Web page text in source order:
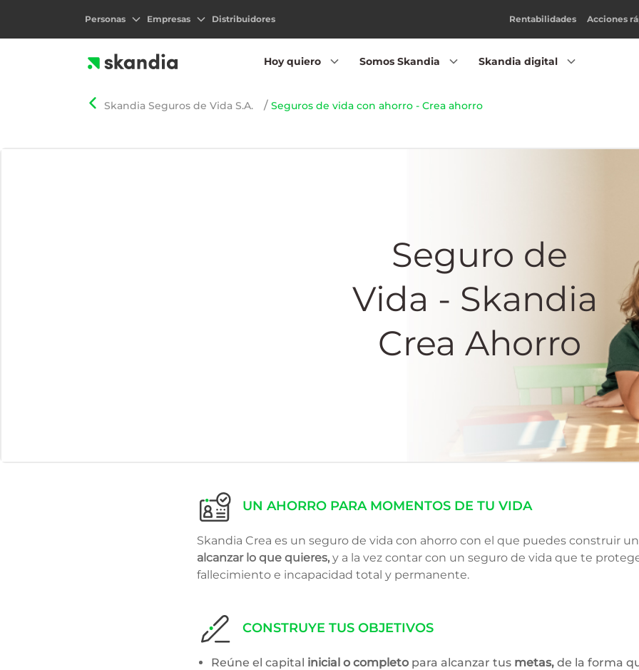
Personas Empresas Distribuidores Rentabilidades Acciones
Hoy quiero Somos Skandia Skandia digital
Skandia Seguros de Vida S.A. Seguros de vida con ahorro - Crea ahorro
Seguro de
Vida - Skandia ​​​
Crea Ahorro
UN AHORRO PARA MOMENTOS DE TU VIDA​
Skandia Crea es un seguro de vida con ahorro con el que puedes construir
alcanzar lo que quieres, y a la vez contar con un seguro de vida que te
fallecimiento e incapacidad total y permanente.
CONSTRUYE TUS OBJETIVOS
Reúne el capital inicial o completo para alcanzar tus metas, de la forma